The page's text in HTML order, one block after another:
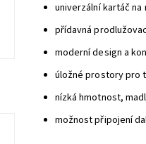
univerzální kartáč
přídavná
moderní design a
úložné prostory pro
nízká hmotnost,
možnost připojení